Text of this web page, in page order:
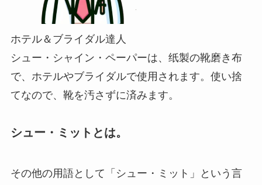
ホテル＆ブライダル達人
シュー・シャイン・ペーパーは、纸製の靴磨き布
で、ホテルやブライダルで使用されます。使い捨
てなので、靴を汚さずに済みます。
シュー・ミットとは。
その他の用語として「シュー・ミット」という言